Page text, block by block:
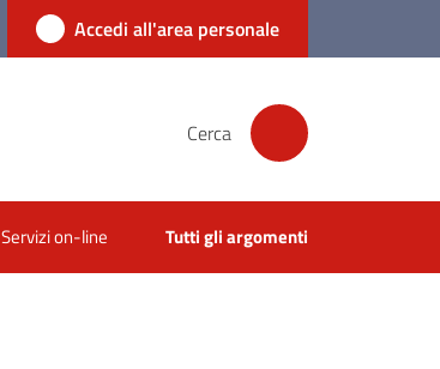
Accedi all'area personale
Cerca
Servizi on-line Tutti gli argomenti